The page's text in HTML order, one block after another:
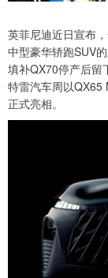
英菲尼迪近日宣布
中型豪华轿跑SUV
填补QX70停产后留
特雷汽车周以QX65
正式亮相。